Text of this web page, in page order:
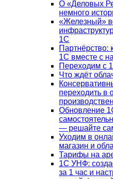
О «Деловых
немного
«Железный»
1С
Партнёрство:
1С вместе с
Переходим с
Что ждёт
переходить в
Обновление
— решайте
Уходим в
магазин и
Тарифы на
1С УНФ:
за 1 час и